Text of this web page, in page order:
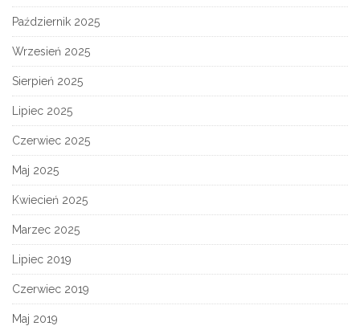
Październik 2025
Wrzesień 2025
Sierpień 2025
Lipiec 2025
Czerwiec 2025
Maj 2025
Kwiecień 2025
Marzec 2025
Lipiec 2019
Czerwiec 2019
Maj 2019